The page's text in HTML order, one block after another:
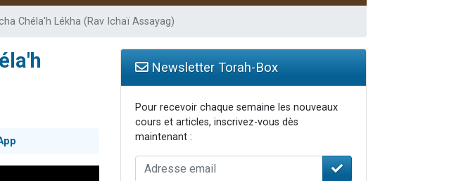
Chéla'h Lékha (Rav Ichaï Assayag)
Newsletter Torah-Box
Pour recevoir chaque semaine les nouveaux
cours et articles, inscrivez-vous dès
maintenant :